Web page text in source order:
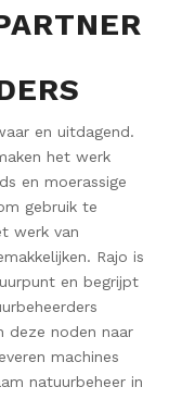
en uitdagend.
het werk
en moerassige
gebruik te
werk van
Rajo is
en begrijpt
deze noden naar
machines
natuurbeheer in